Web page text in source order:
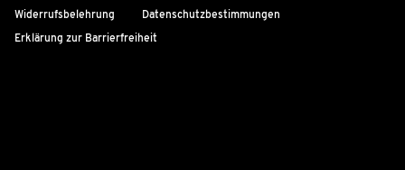
Widerrufsbelehrung Datenschutzbestimmungen
Erklärung zur Barrierfreiheit